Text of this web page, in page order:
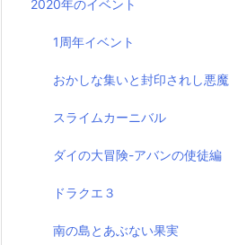
2020年のイベント
1周年イベント
おかしな集いと封印されし悪魔
スライムカーニバル
ダイの大冒険-アバンの使徒編
ドラクエ３
南の島とあぶない果実